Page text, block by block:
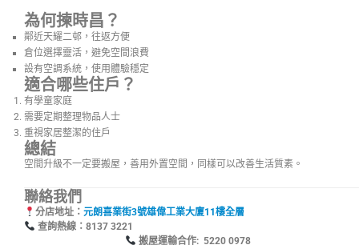
為何揀時昌？
鄰近天耀二邨，往返方便
倉位選擇靈活，避免空間浪費
設有空調系統，使用體驗穩定
適合哪些住戶？
有學童家庭
需要定期整理物品人士
重視家居整潔的住戶
總結
空間升級不一定要搬屋，善用外置空間，同樣可以改善生活質素。
聯絡我們
分店地址： 元朗喜業街3號雄偉工業大廈11樓全層
查詢熱線：
搬屋運輸合作: 5220 0978